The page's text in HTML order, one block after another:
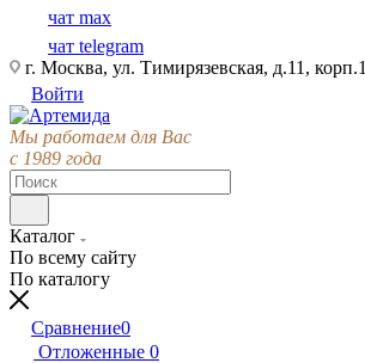
чат max
чат telegram
г. Москва, ул. Тимирязевская, д.11, корп.1
Войти
Мы работаем для Вас
с 1989 года
Каталог
По всему сайту
По каталогу
Сравнение0
Отложенные 0